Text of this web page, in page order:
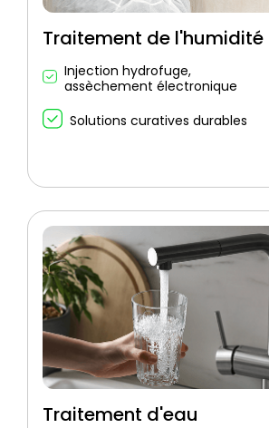
Traitement de l'humidité
Injection hydrofuge,
assèchement électronique
Solutions curatives durables
Traitement d'eau